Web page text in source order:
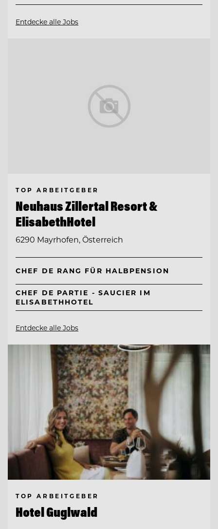
Entdecke alle Jobs
TOP ARBEITGEBER
Neuhaus Zillertal Resort &
ElisabethHotel
6290 Mayrhofen, Österreich
CHEF DE RANG FÜR HALBPENSION
CHEF DE PARTIE - SAUCIER IM
ELISABETHHOTEL
Entdecke alle Jobs
TOP ARBEITGEBER
Hotel Guglwald